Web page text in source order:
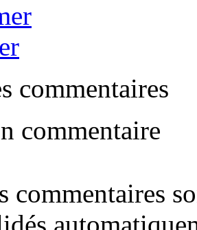
commentaires
commentaire
commentaires